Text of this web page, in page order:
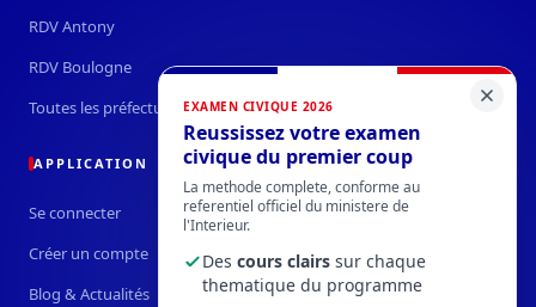
EXAMEN CIVIQUE 2026
Reussissez votre examen
civique du premier coup
La methode complete, conforme au
referentiel officiel du ministere de
l'Interieur.
Des cours clairs sur chaque
thematique du programme
RDV Antony
RDV Boulogne
Toutes les préfectures →
APPLICATION
Se connecter
Créer un compte
Blog & Actualités